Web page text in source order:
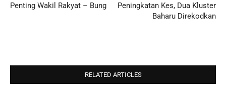
Penting Wakil Rakyat – Bung
Peningkatan Kes, Dua Kluster
Baharu Direkodkan
RELATED ARTICLES